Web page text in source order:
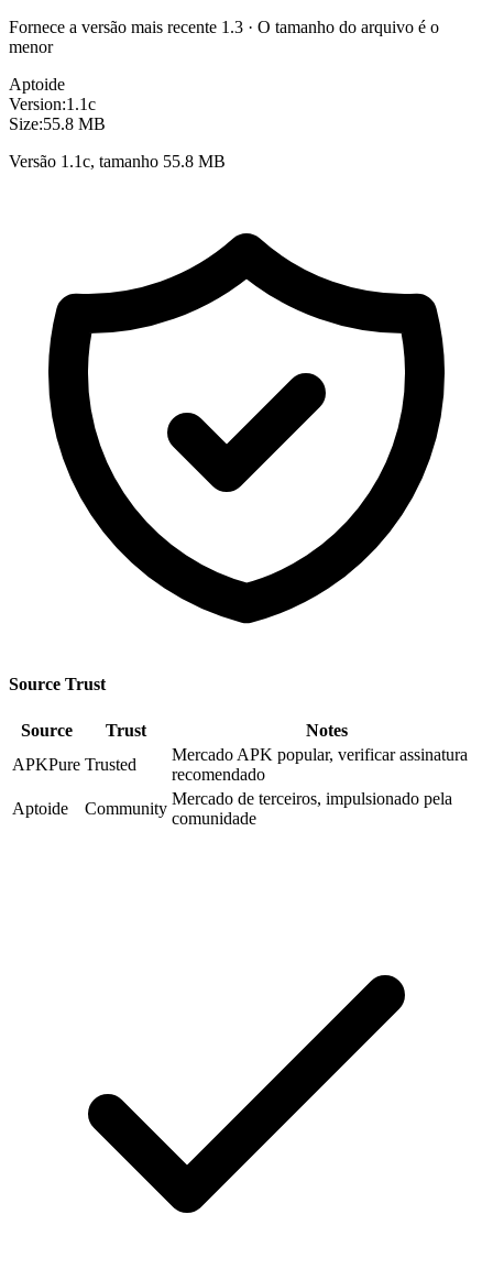
Fornece a versão mais recente 1.3 · O tamanho do arquivo é o
menor
Aptoide
Version:1.1c
Size:55.8 MB
Versão 1.1c, tamanho 55.8 MB
Source Trust
Source Trust
Notes
APKPure Trusted
Mercado APK popular, verificar assinatura
recomendado
Aptoide
Community
Mercado de terceiros, impulsionado pela
comunidade